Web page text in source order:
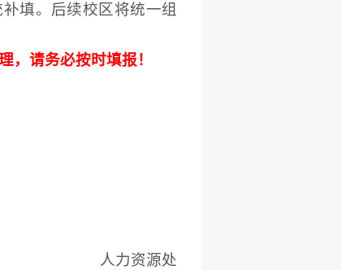
填。后续校区将统一组
，请务必按时填报！
人力资源处